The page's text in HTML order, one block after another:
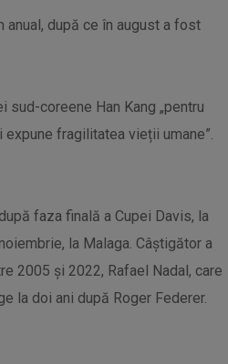
anual, după ce în august a fost
coreene Han Kang „pentru
fragilitatea vieții umane”.
faza finală a Cupei Davis, la
la Malaga. Câştigător a
2005 şi 2022, Rafael Nadal, care
la doi ani după Roger Federer.